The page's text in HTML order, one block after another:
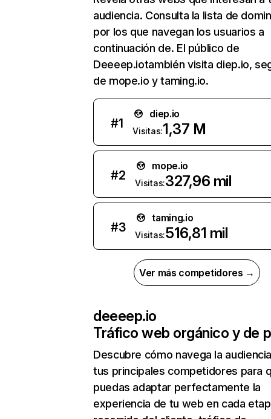
audiencia. Consulta la lista de
por los que navegan los usuarios a
continuación de. El público de
Deeeep.iotambién visita diep.io,
de mope.io y taming.io.
#1
diep.io
Visitas:1,37 M
#2
mope.io
Visitas:327,96 mil
#3
taming.io
Visitas:516,81 mil
Ver más competidores →
deeeep.io
Tráfico web orgánico y de
Descubre cómo navega la
tus principales competidores para
puedas adaptar perfectamente la
experiencia de tu web en cada